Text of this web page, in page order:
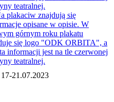
17-21.07.2023